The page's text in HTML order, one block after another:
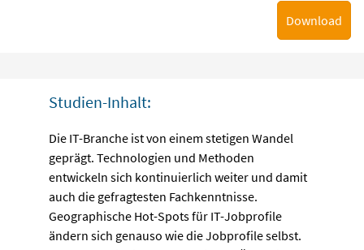
Download
Studien-Inhalt:
Die IT-Branche ist von einem stetigen Wandel
geprägt. Technologien und Methoden
entwickeln sich kontinuierlich weiter und damit
auch die gefragtesten Fachkenntnisse.
Geographische Hot-Spots für IT-Jobprofile
ändern sich genauso wie die Jobprofile selbst.